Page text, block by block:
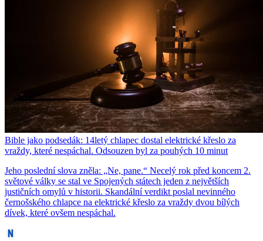
Bible jako podsedák: 14letý chlapec dostal elektrické křeslo za
vraždy, které nespáchal. Odsouzen byl za pouhých 10 minut
Jeho poslední slova zněla: „Ne, pane.“ Necelý rok před koncem 2.
světové války se stal ve Spojených státech jeden z největších
justičních omylů v historii. Skandální verdikt poslal nevinného
černošského chlapce na elektrické křeslo za vraždy dvou bílých
dívek, které ovšem nespáchal.